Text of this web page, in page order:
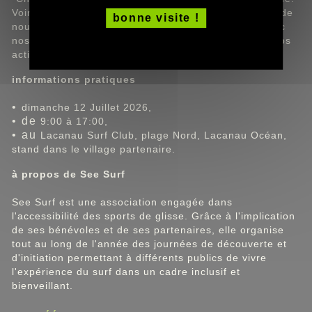
Voir des participants gagner en confiance, découvrir de
nouvelles sensations et partager un moment fort avec
nos bénévoles est ce qui nous motive à poursuivre nos
actions", souligne l'équipe de See Surf.
informations pratiques
• dimanche 12 Juillet 2026,
• de 9:00 à 17:00,
• au Lacanau Surf Club, plage Nord, Lacanau Océan,
stand dans le village partenaire.
à propos de See Surf
See Surf est une association engagée dans
l'accessibilité des sports de glisse. Grâce à l'implication
de ses bénévoles et de ses partenaires, elle organise
tout au long de l'année des journées de découverte et
d'initiation permettant à différents publics de vivre
l'expérience du surf dans un cadre inclusif et
bienveillant.
bonne visite !